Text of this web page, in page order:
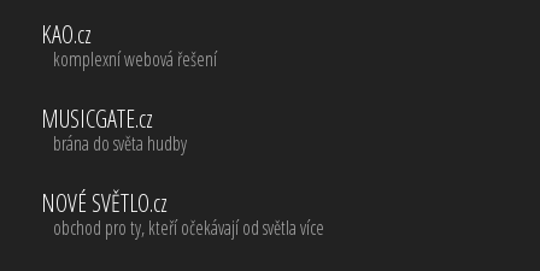
KAO.cz
komplexní webová řešení
MUSICGATE.cz
brána do světa hudby
NOVÉ SVĚTLO.cz
obchod pro ty, kteří očekávají od světla více